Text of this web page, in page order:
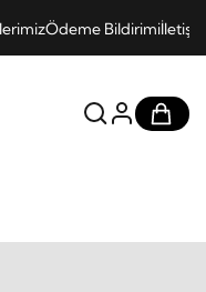
Ödeme Bildirimi